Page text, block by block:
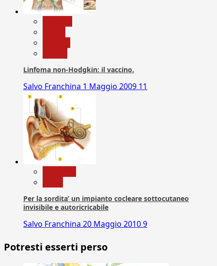
Linfoma non-Hodgkin: il vaccino.
Salvo Franchina 1 Maggio 2009 11
Per la sordita’ un impianto cocleare sottocutaneo
invisibile e autoricricabile
Salvo Franchina 20 Maggio 20109
Potresti esserti perso